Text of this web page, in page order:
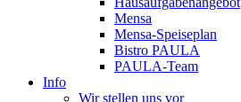
Mensa
Mensa-Speiseplan
Bistro PAULA
PAULA-Team
Info
Wir stellen uns vor